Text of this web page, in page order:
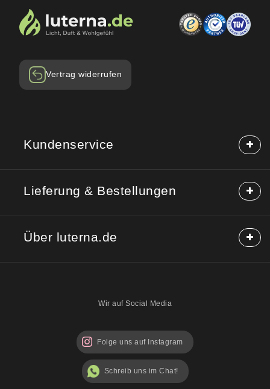
Vertrag widerrufen
Kundenservice
Hilfe & Kontakt
Rücksendung
Lieferung & Bestellungen
Rabattcodes
Über luterna.de
Wir auf Social Media
Folge uns auf Instagram
Schreib uns im Chat!